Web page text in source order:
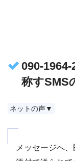
090-
称すSMS
ネットの声▼
メッセージへ